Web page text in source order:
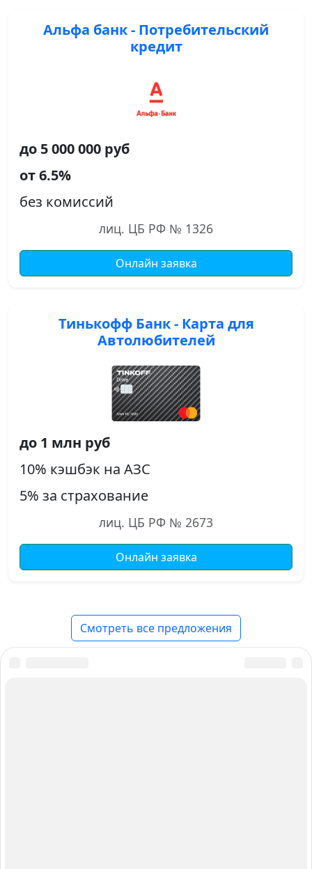
Альфа банк - Потребительский
кредит
до 5 000 000 руб
от 6.5%
без комиссий
лиц. ЦБ РФ № 1326
Онлайн заявка
Тинькофф Банк - Карта для
Автолюбителей
до 1 млн руб
10% кэшбэк на АЗС
5% за страхование
лиц. ЦБ РФ № 2673
Онлайн заявка
Смотреть все предложения